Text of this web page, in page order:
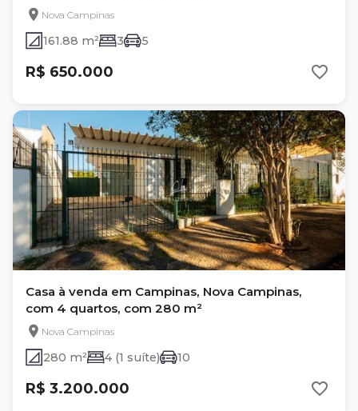
Nova Campinas
161.88 m² 3 5
R$ 650.000
Casa à venda em Campinas, Nova Campinas,
com 4 quartos, com 280 m²
Nova Campinas
280 m² 4 (1 suíte) 10
R$ 3.200.000